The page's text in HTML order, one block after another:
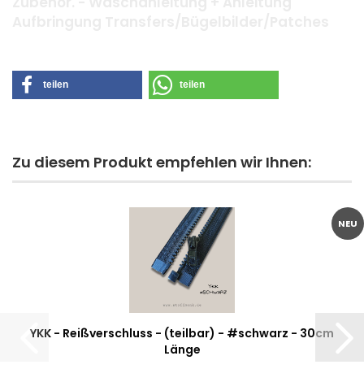
teilen teilen
Zu diesem Produkt empfehlen wir Ihnen:
NEU
YKK - Reißverschluss - (teilbar) - #schwarz - 30cm
Länge